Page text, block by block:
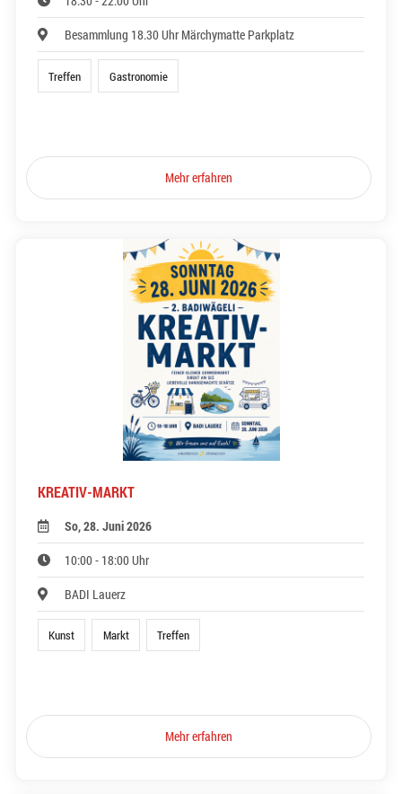
Besammlung 18.30 Uhr Märchymatte Parkplatz
Treffen Gastronomie
Mehr erfahren
KREATIV-MARKT
So, 28. Juni 2026
10:00 - 18:00 Uhr
BADI Lauerz
Kunst Markt Treffen
Mehr erfahren